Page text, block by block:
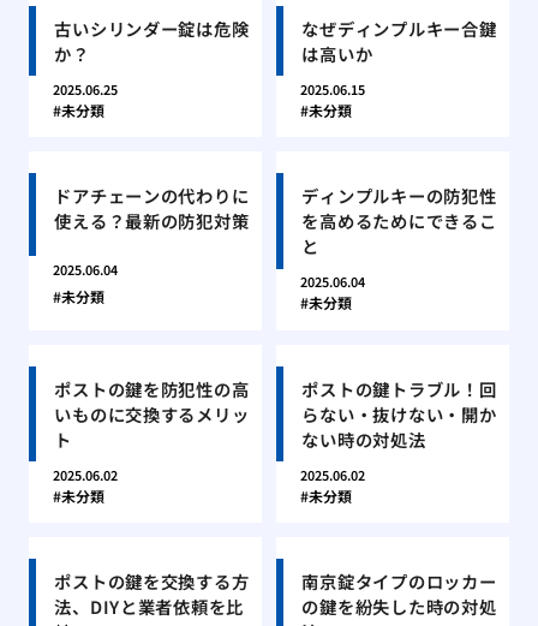
古いシリンダー錠は危険
か？
2025.06.25
未分類
なぜディンプルキー合鍵
は高いか
2025.06.15
未分類
ドアチェーンの代わりに
使える？最新の防犯対策
2025.06.04
未分類
ディンプルキーの防犯性
を高めるためにできるこ
と
2025.06.04
未分類
ポストの鍵を防犯性の高
いものに交換するメリッ
ト
2025.06.02
未分類
ポストの鍵トラブル！回
らない・抜けない・開か
ない時の対処法
2025.06.02
未分類
ポストの鍵を交換する方
法、DIYと業者依頼を比
南京錠タイプのロッカー
の鍵を紛失した時の対処